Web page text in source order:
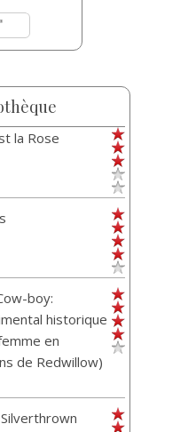
la Rose
boy:
historique
en
de Redwillow)